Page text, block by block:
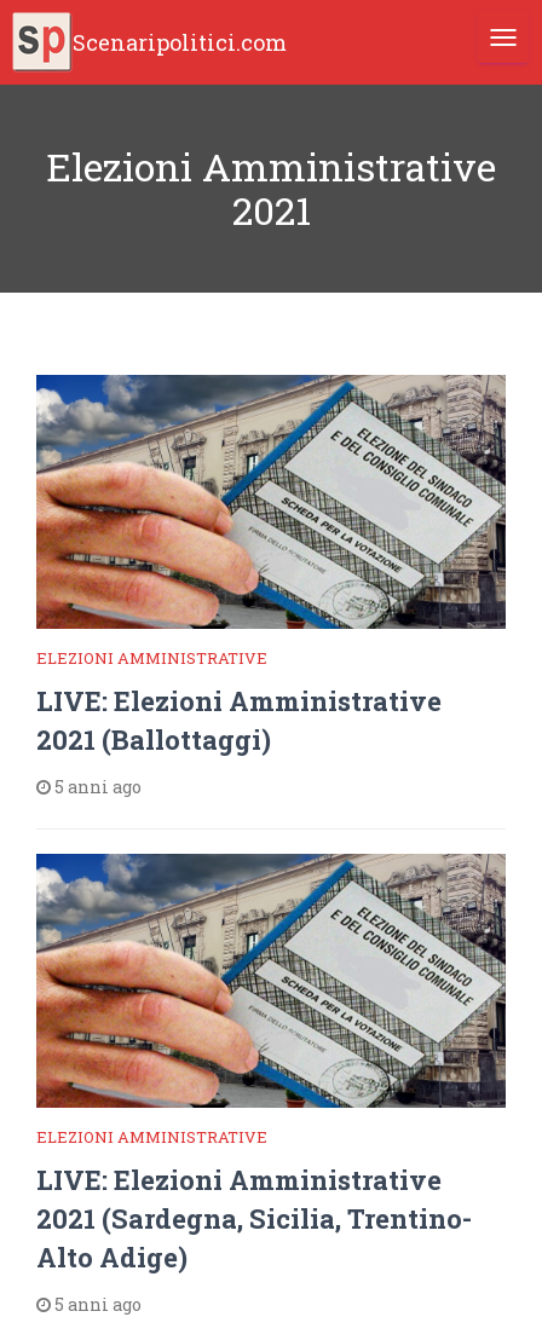
Scenaripolitici.com
Elezioni Amministrative
2021
ELEZIONI AMMINISTRATIVE
LIVE: Elezioni Amministrative
2021 (Ballottaggi)
5 anni ago
ELEZIONI AMMINISTRATIVE
LIVE: Elezioni Amministrative
2021 (Sardegna, Sicilia, Trentino-
Alto Adige)
5 anni ago